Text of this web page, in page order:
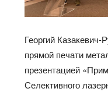
Георгий Казакевич-
прямой печати
презентацией
Селективного